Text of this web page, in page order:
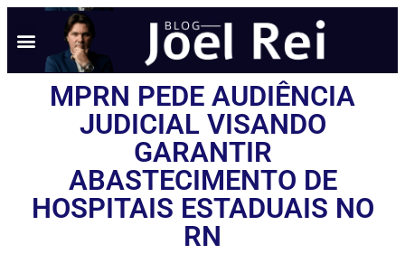
MPRN PEDE AUDIÊNCIA
JUDICIAL VISANDO
GARANTIR
ABASTECIMENTO DE
HOSPITAIS ESTADUAIS NO
RN